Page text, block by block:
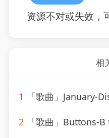
资源不对或失效，
相
1 「歌曲」January-
2 「歌曲」Buttons-